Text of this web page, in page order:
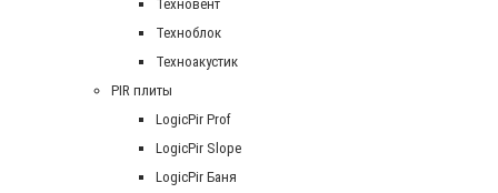
Техновент
Техноблок
Техноакустик
PIR плиты
LogicPir Prof
LogicPir Slope
LogicPir Баня